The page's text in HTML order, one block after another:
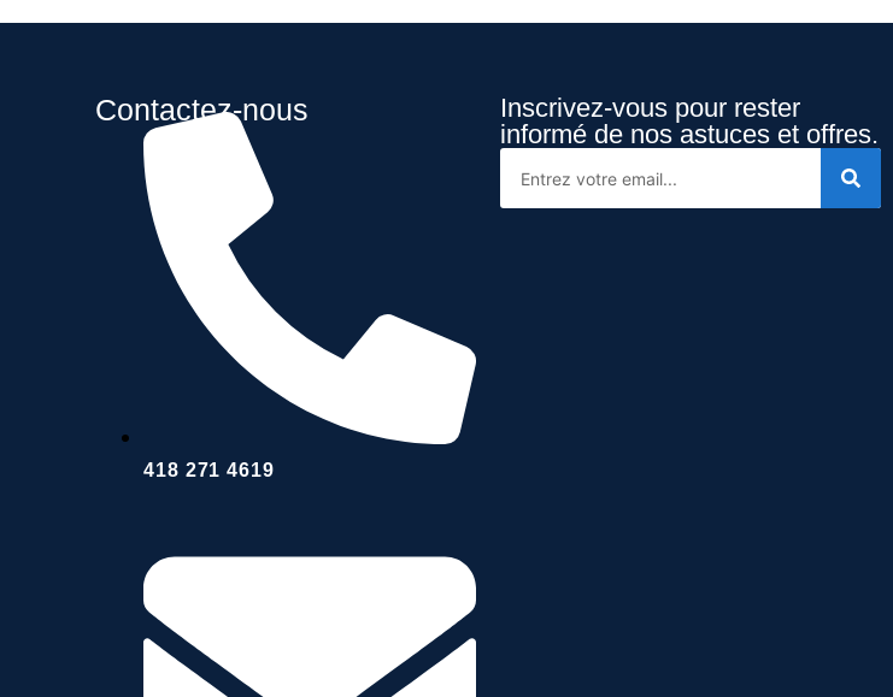
Contactez-nous
418 271 4619
Inscrivez-vous pour rester
informé de nos astuces et offres.